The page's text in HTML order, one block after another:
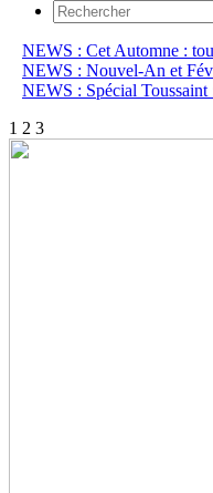
NEWS : Cet Automne :
NEWS : Nouvel-An et
NEWS : Spécial
1 2 3